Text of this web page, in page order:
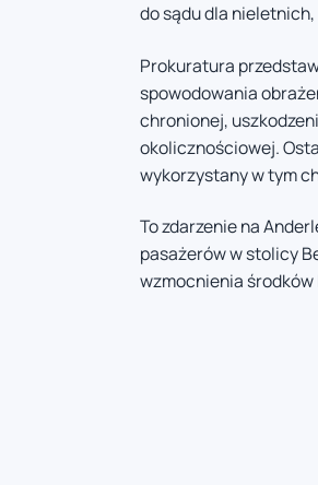
do sądu dla
Prokuratura
spowodowania
chronionej,
okolicznościowej.
wykorzystany w tym
To zdarzenie na
pasażerów w stolicy
wzmocnienia